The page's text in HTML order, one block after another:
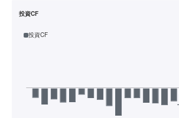
投資CF
投資CF